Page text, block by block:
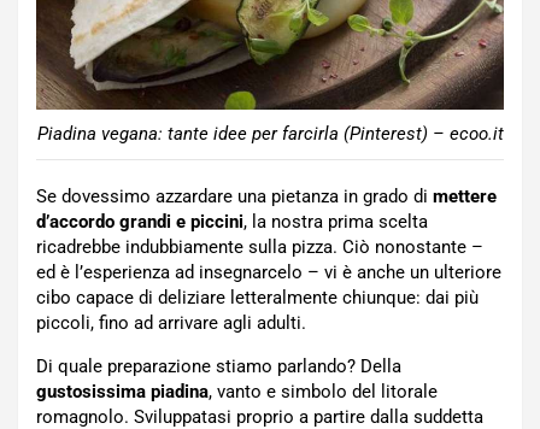
Piadina vegana: tante idee per farcirla (Pinterest) – ecoo.it
Se dovessimo azzardare una pietanza in grado di mettere
d’accordo grandi e piccini, la nostra prima scelta
ricadrebbe indubbiamente sulla pizza. Ciò nonostante –
ed è l’esperienza ad insegnarcelo – vi è anche un ulteriore
cibo capace di deliziare letteralmente chiunque: dai più
piccoli, fino ad arrivare agli adulti.
Di quale preparazione stiamo parlando? Della
gustosissima piadina, vanto e simbolo del litorale
romagnolo. Sviluppatasi proprio a partire dalla suddetta